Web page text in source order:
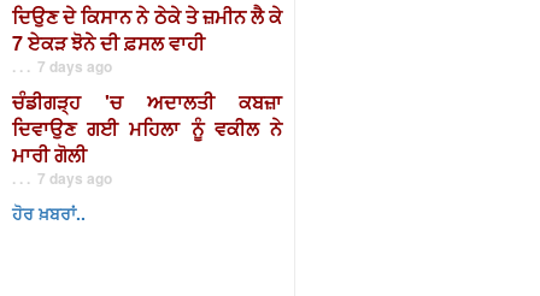
ਦਿਉਣ ਦੇ ਕਿਸਾਨ ਨੇ ਠੇਕੇ ਤੇ ਜ਼ਮੀਨ ਲੈ ਕੇ
7 ਏਕੜ ਝੋਨੇ ਦੀ ਫ਼ਸਲ ਵਾਹੀ
. . . 7 days ago
ਚੰਡੀਗੜ੍ਹ 'ਚ ਅਦਾਲਤੀ ਕਬਜ਼ਾ
ਦਿਵਾਉਣ ਗਈ ਮਹਿਲਾ ਨੂੰ ਵਕੀਲ ਨੇ
ਮਾਰੀ ਗੋਲੀ
. . . 7 days ago
ਹੋਰ ਖ਼ਬਰਾਂ..